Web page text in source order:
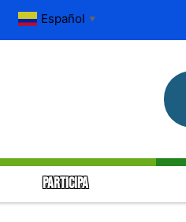
Español ▼
PARTICIPA